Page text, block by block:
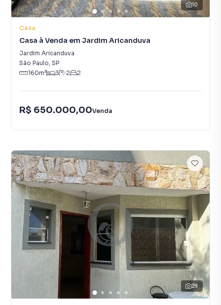
10
Casa
Casa à Venda em Jardim Aricanduva
Jardim Aricanduva
São Paulo, SP
160m² 3 2 2
R$ 650.000,00Venda
29